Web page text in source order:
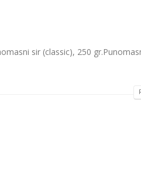
sir (classic), 250